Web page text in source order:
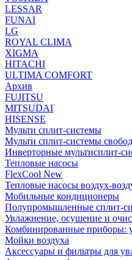
LESSAR
FUNAI
LG
ROYAL CLIMA
XIGMA
HITACHI
ULTIMA COMFORT
Архив
FUJITSU
MITSUDAI
HISENSE
Мульти сплит-системы
Мульти сплит-системы
Инверторные мультисплит-
Тепловые насосы
FlexCool New
Тепловые насосы воздух-
Мобильные кондиционеры
Полупромышленные сплит-
Увлажнение, осушение и
Комбинированные приборы:
Мойки воздуха
Аксессуары и фильтры для